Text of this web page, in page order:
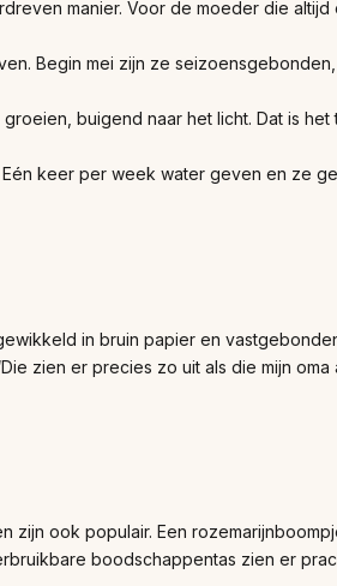
manier. Voor de moeder die
Begin mei zijn ze
buigend naar het licht. Dat is
keer per week water geven en ze
in bruin papier en
zien er precies zo uit als die mijn oma
ook populair. Een
boodschappentas zien er